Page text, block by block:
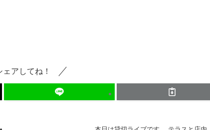
アしてね！